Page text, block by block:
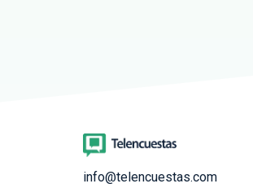
info@telencuestas.com